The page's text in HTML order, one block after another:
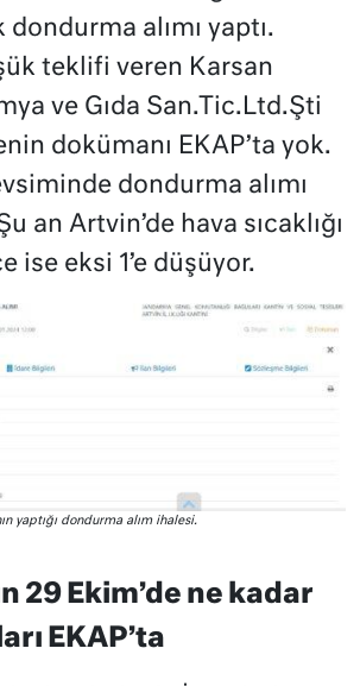
alımı yaptı.
teklifi veren Karsan
ve Gıda San.Tic.Ltd.Şti
dokümanı EKAP’ta yok.
dondurma alımı
an Artvin’de hava sıcaklığı
ise eksi 1’e düşüyor.
yaptığı dondurma alım ihalesi.
29 Ekim’de ne kadar
EKAP’ta